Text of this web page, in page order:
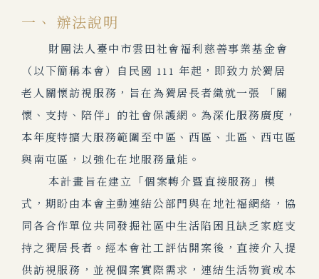
一、 辦法說明
財團法人臺中市雲田社會福利慈善事業基金會
（以下簡稱本會）自民國 111 年起，即致力於獨居
老人關懷訪視服務，旨在為獨居長者織就一張 「關
懷、支持、陪伴」的社會保護網。為深化服務廣度，
本年度特擴大服務範圍至中區、西區、北區、西屯區
與南屯區，以強化在地服務量能。
本計畫旨在建立「個案轉介暨直接服務」模
式，期盼由本會主動連結公部門與在地社福網絡，協
同各合作單位共同發掘社區中生活陷困且缺乏家庭支
持之獨居長者。經本會社工評估開案後，直接介入提
供訪視服務，並視個案實際需求，連結生活物資或本